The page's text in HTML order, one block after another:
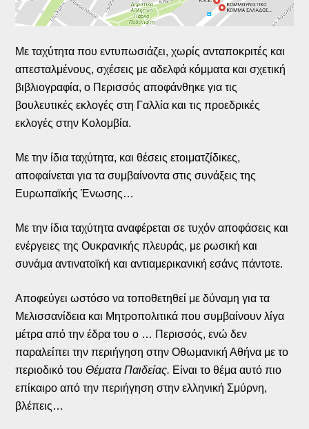
Με ταχύτητα που εντυπωσιάζει, χωρίς ανταποκριτές και
απεσταλμένους, σχέσεις με αδελφά κόμματα και σχετική
βιβλιογραφία, ο Περισσός αποφάνθηκε για τις
βουλευτικές εκλογές στη Γαλλία και τις προεδρικές
εκλογές στην Κολομβία.
Με την ίδια ταχύτητα, και θέσεις ετοιματζίδικες,
αποφαίνεται για τα συμβαίνοντα στις συνάξεις της
Ευρωπαϊκής Ένωσης…
Με την ίδια ταχύτητα αναφέρεται σε τυχόν αποφάσεις και
ενέργειες της Ουκρανικής πλευράς, με ρωσική και
συνάμα αντινατοϊκή και αντιαμερικανική εσάνς πάντοτε.
Αποφεύγει ωστόσο να τοποθετηθεί με δύναμη για τα
Μελισσανίδεια και Μητροπολιτικά που συμβαίνουν λίγα
μέτρα από την έδρα του ο … Περισσός, ενώ δεν
παραλείπει την περιήγηση στην Οθωμανική Αθήνα με το
περιοδικό τουΘέματα Παιδείας. Είναι το θέμα αυτό πιο
επίκαιρο από την περιήγηση στην ελληνική Σμύρνη,
βλέπεις…